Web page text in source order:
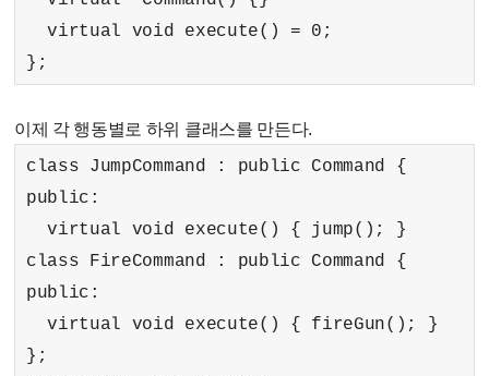
virtual void execute() = 0;
};
이제 각 행동별로 하위 클래스를 만든다.
class JumpCommand : public Command {
public:
virtual void execute() { jump(); }
class FireCommand : public Command {
public:
virtual void execute() { fireGun(); }
};